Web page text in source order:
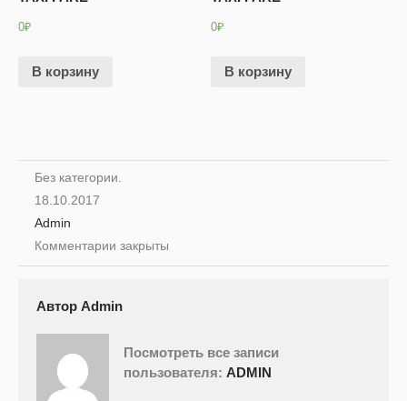
0₽
В корзину
0₽
В корзину
Без категории.
18.10.2017
Admin
Комментарии закрыты
Автор Admin
Посмотреть все записи
пользователя: ADMIN